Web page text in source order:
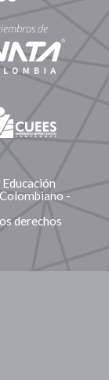
-
derechos